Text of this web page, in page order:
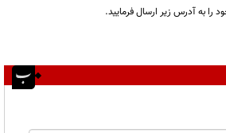
را به آدرس زیر ارسال فرمایید.